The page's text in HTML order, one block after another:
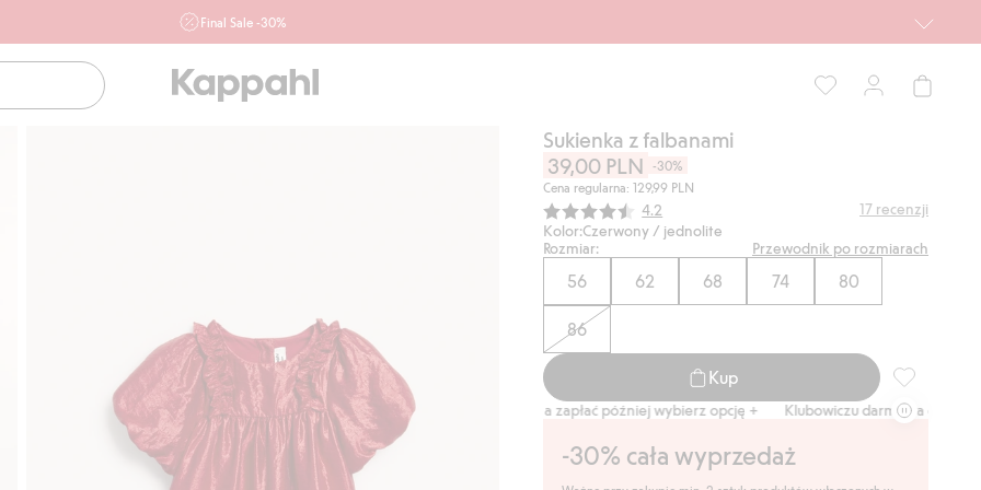
Final Sale -30%
ofertę, również z działu outlet do 10.8 w sklepach Kappahl i
Newbie oraz na kappahl.com. Ofert nie łączymy
Sukienka z falbanami
39,00 PLN
-30%
Cena regularna: 129,99 PLN
Średnia ocena:
4.2 17 recenzji
Kolor:Czerwony / jednolite
Rozmiar:
Przewodnik po rozmiarach
56 62 68 74 80
86
Kup
Sukienka
Klubowiczu darmowa dostawa od 150 zł Kup teraz, a zapłać później wybierz opcję + Klubowiczu darmowa dostawa od 150
-30% cała wyprzedaż